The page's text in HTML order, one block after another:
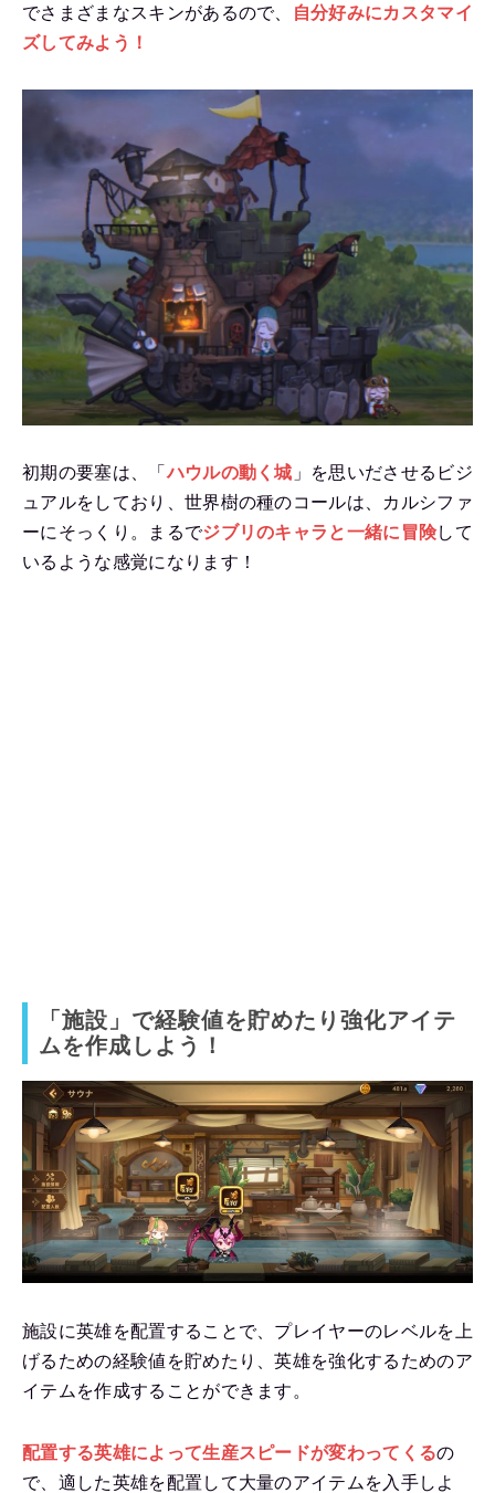
でさまざまなスキンがあるので、
自分好みにカスタマイ
ズしてみよう！
初期の要塞は、「ハウルの動く城 」を思いださせるビジ
ュアルをしており、世界樹の種のコールは、カルシファ
ーにそっくり。まるでジブリのキャラと一緒に冒険して
いるような感覚になります！
「施設」で経験値を貯めたり強化アイテ
ムを作成しよう！
施設に英雄を配置することで、プレイヤーのレベルを上
げるための経験値を貯めたり、英雄を強化するためのア
イテムを作成することができます。
配置する英雄によって生産スピードが変わってくるの
で、適した英雄を配置して大量のアイテムを入手しよ